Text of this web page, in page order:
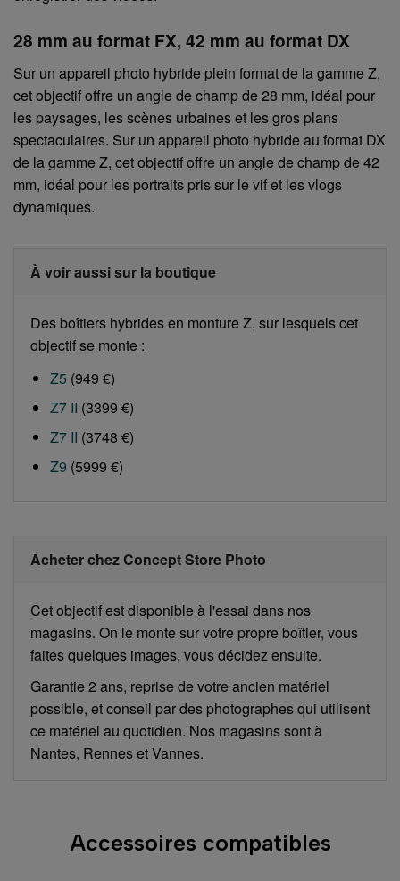
28 mm au format FX, 42 mm au format DX
Sur un appareil photo hybride plein format de la gamme Z,
cet objectif offre un angle de champ de 28 mm, idéal pour
les paysages, les scènes urbaines et les gros plans
spectaculaires. Sur un appareil photo hybride au format DX
de la gamme Z, cet objectif offre un angle de champ de 42
mm, idéal pour les portraits pris sur le vif et les vlogs
dynamiques.
À voir aussi sur la boutique
Des boîtiers hybrides en monture Z, sur lesquels cet
objectif se monte :
Z5 (949 €)
Z7 II (3399 €)
Z7 II (3748 €)
Z9 (5999 €)
Acheter chez Concept Store Photo
Cet objectif est disponible à l'essai dans nos
magasins. On le monte sur votre propre boîtier, vous
faites quelques images, vous décidez ensuite.
Garantie 2 ans, reprise de votre ancien matériel
possible, et conseil par des photographes qui utilisent
ce matériel au quotidien. Nos magasins sont à
Nantes, Rennes et Vannes.
Accessoires compatibles